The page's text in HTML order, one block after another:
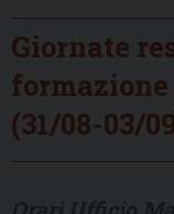
Giornate
(31/08-03/